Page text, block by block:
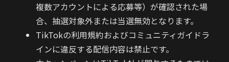
複数アカウントによる応募等）が確認された場
合、抽選対象外または当選無効となります。
TikTokの利用規約およびコミュニティガイドラ
インに違反する配信内容は禁止です。